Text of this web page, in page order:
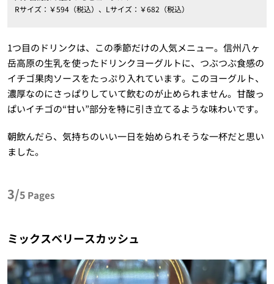
Rサイズ：￥594（税込）、Lサイズ：￥682（税込）
1つ目のドリンクは、この季節だけの人気メニュー。信州八ヶ
岳高原の生乳を使ったドリンクヨーグルトに、つぶつぶ食感の
イチゴ果肉ソースをたっぷり入れています。このヨーグルト、
濃厚なのにさっぱりしていて飲むのが止められません。甘酸っ
ぱいイチゴの“甘い”部分を特に引き立てるような味わいです。
朝飲んだら、気持ちのいい一日を始められそうな一杯だと思い
ました。
3/5 Pages
ミックスベリースカッシュ